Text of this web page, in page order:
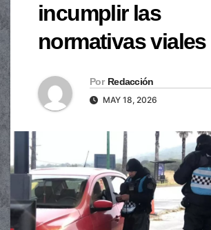
incumplir las
normativas viales
Por Redacción
MAY 18, 2026